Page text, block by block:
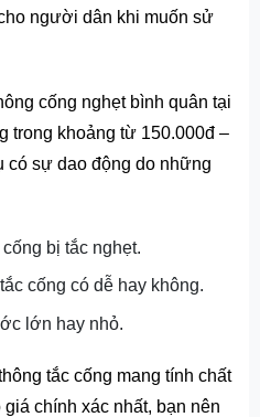
người dân khi muốn sử
cống nghẹt bình quân tại
trong khoảng từ 150.000đ –
có sự dao động do những
bị tắc nghẹt.
cống có dễ hay không.
lớn hay nhỏ.
tắc cống mang tính chất
chính xác nhất, bạn nên